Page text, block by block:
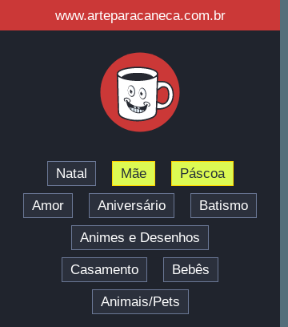
www.arteparacaneca.com.br
Natal Mãe Páscoa
Amor Aniversário Batismo
Animes e Desenhos
Casamento Bebês
Animais/Pets